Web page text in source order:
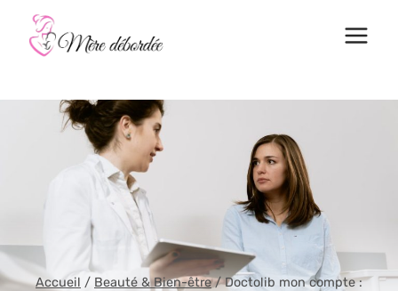
contenu
Accueil / Beauté & Bien-être / Doctolib mon compte :